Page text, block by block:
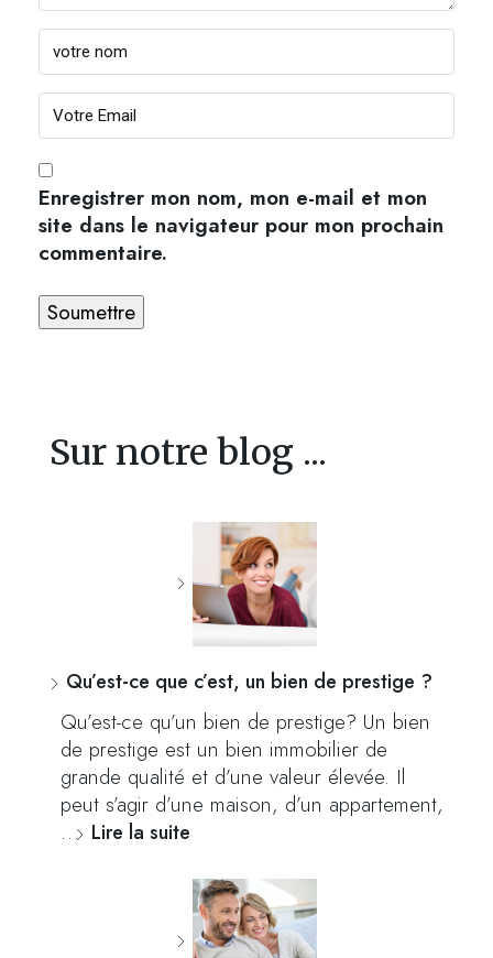
Enregistrer mon nom, mon e-mail et mon
site dans le navigateur pour mon prochain
commentaire.
Sur notre blog ...
Qu’est-ce que c’est, un bien de prestige ?
Qu’est-ce qu’un bien de prestige? Un bien
de prestige est un bien immobilier de
grande qualité et d’une valeur élevée. Il
peut s’agir d’une maison, d’un appartement,
… Lire la suite